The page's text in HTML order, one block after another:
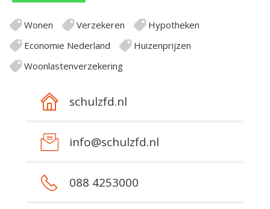
Wonen Verzekeren
Hypotheken
Economie Nederland
Huizenprijzen
Woonlastenverzekering
schulzfd.nl
info@schulzfd.nl
088 4253000